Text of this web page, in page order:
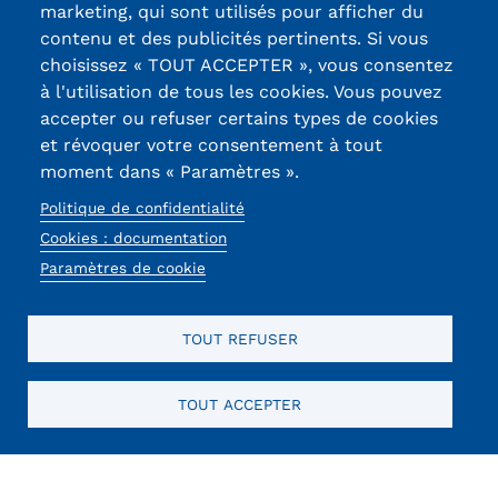
Tarifs
Modalités de financement
Infos entreprises
Former ses salariés
Accueillir un alternant ?
Taxe d'apprentissage
Être enseignant au Cnam
Liste des partenaires
13, Rue Ernest
Thierry-Mieg
90010 BELFORT
Cedex
03 84 58 33 10
Réseaux
sociaux
Menu
RGPD
marketing, qui sont utilisés pour afficher du
contenu et des publicités pertinents. Si vous
choisissez « TOUT ACCEPTER », vous consentez
à l'utilisation de tous les cookies. Vous pouvez
accepter ou refuser certains types de cookies
et révoquer votre consentement à tout
moment dans « Paramètres ».
Politique de confidentialité
Cookies : documentation
Paramètres de cookie
TOUT REFUSER
TOUT ACCEPTER